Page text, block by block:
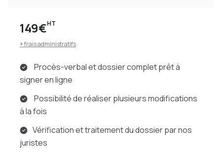
149€HT
+ frais administratifs
Procès-verbal et dossier complet prêt à
signer en ligne
Possibilité de réaliser plusieurs modifications
à la fois
Vérification et traitement du dossier par nos
juristes